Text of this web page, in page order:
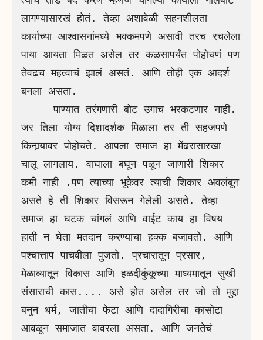
लागण्यासारखं होतं. तेव्हा अशावेळी सहनशीलता
कार्याच्या आश्वासनांमध्ये भक्कमपणे असावी तरच रचलेला
पाया आयता मिळत असेल तर कळसापर्यंत पोहोचणं पण
तेवढच महत्वाचं झालं असतं. आणि तोही एक आदर्श
बनला असता.
     पाण्यात तरंगणारी बोट उगाच भरकटणार नाही.
जर तिला योग्य दिशादर्शक मिळाला तर ती सहजपणे
किनार्‍यावर पोहोचते. आपला समाज हा मेंढरासारखा
चालू लागलाय. वाघाला बघून पळून जाणारी शिकार
कमी नाही .पण त्याच्या भूकेवर त्याची शिकार अवलंबून
असते हे ती शिकार विसरून गेलेली असते. तेव्हा
समाज हा घटक चांगलं आणि वाईट काय हा विषय
हाती न घेता मतदान करण्याचा हक्क बजावतो. आणि
पश्चात्ताप पाचवीला पुजतो. प्रचारातून प्रसार,
मेळाव्यातून विकास आणि हळदीकुंकूच्या माध्यमातून सुखी
संसाराची कास.... असे होत असेल तर जो तो मुद्दा
बनुन धर्म, जातीचा फेटा आणि दादागिरीचा कासोटा
आवळून समाजात वावरला असता. आणि जनतेचं